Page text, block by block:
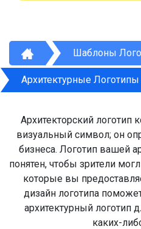
Шаблоны
Архитектурные Логотипы
Архитекторский логотип
визуальный символ; он
бизнеса. Логотип вашей
понятен, чтобы зрители
которые вы
дизайн логотипа
архитектурный логотип
каких-